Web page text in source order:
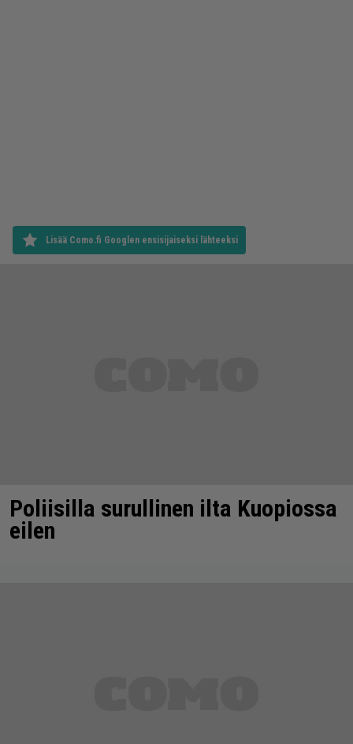
Lisää Como.fi Googlen ensisijaiseksi lähteeksi
Poliisilla surullinen ilta Kuopiossa
eilen